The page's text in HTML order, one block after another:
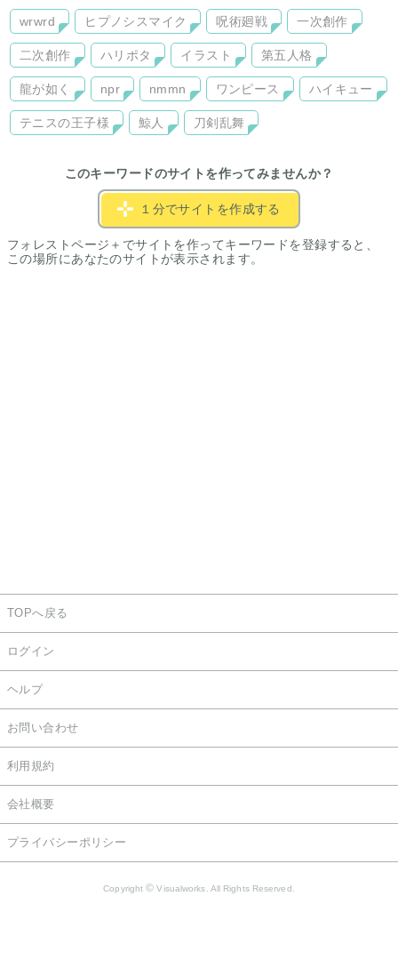
wrwrd ヒプノシスマイク 呪術廻戦 一次創作
二次創作 ハリポタ イラスト 第五人格
龍が如く npr nmmn ワンピース ハイキュー
テニスの王子様 鯨人 刀剣乱舞
このキーワードのサイトを作ってみませんか？
１分でサイトを作成する
フォレストページ＋でサイトを作ってキーワードを登録すると、
この場所にあなたのサイトが表示されます。
TOPへ戻る
ログイン
ヘルプ
お問い合わせ
利用規約
会社概要
プライバシーポリシー
Copyright© Visualworks. All Rights Reserved.